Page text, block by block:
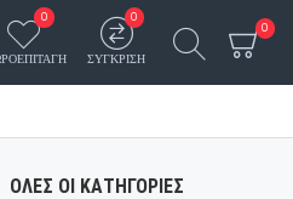
0
ΣΥΓΚΡΙΣΗ
0
0
ΌΛΕΣ ΟΙ ΚΑΤΗΓΟΡΊΕΣ